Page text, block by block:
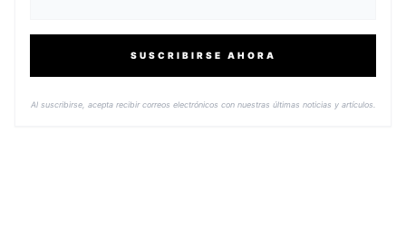
SUSCRIBIRSE AHORA
Al suscribirse, acepta recibir correos electrónicos con nuestras últimas noticias y artículos.